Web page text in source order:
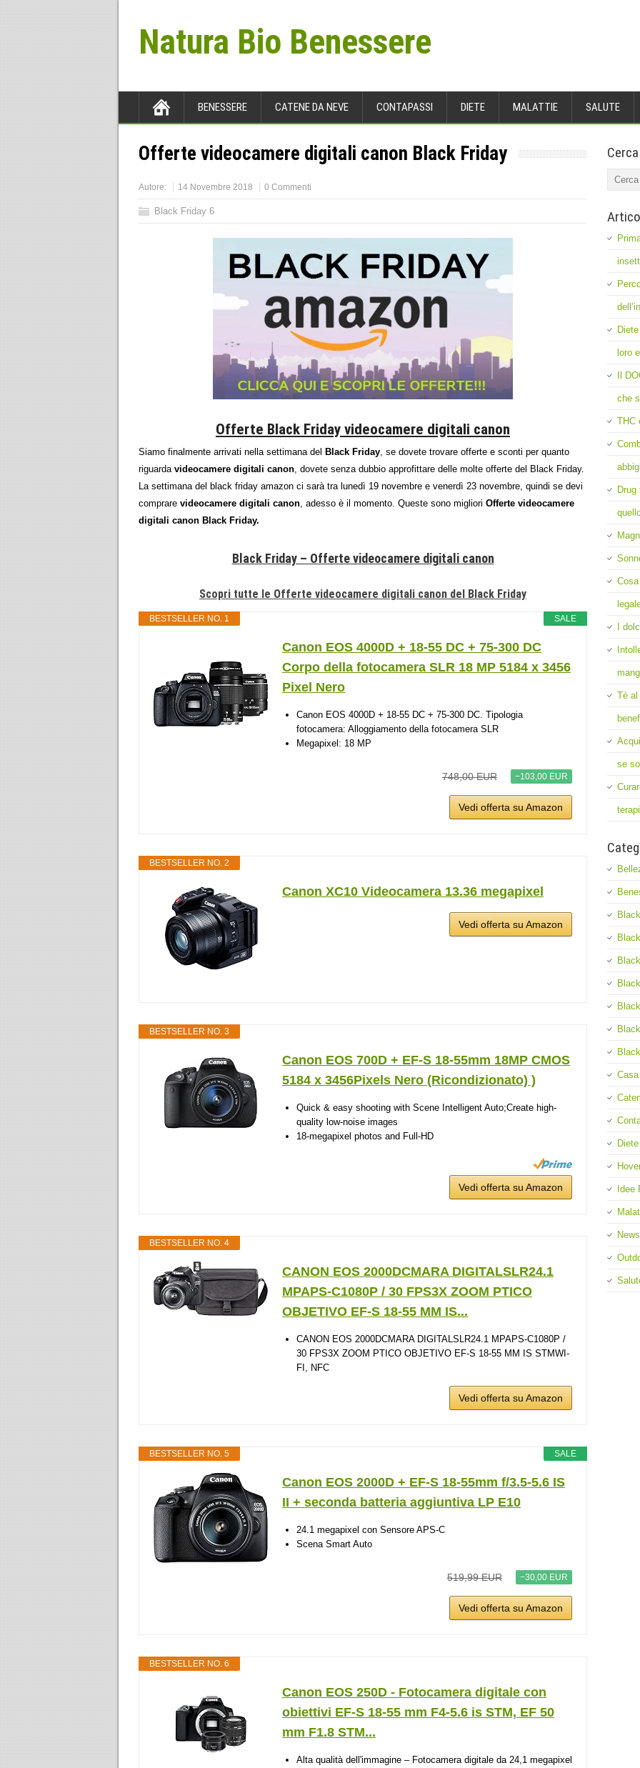
Natura Bio Benessere
BENESSERE CATENE DA NEVE CONTAPASSI DIETE MALATTIE SALUTE
Offerte videocamere digitali canon Black Friday
Autore: 14 Novembre 2018 0 Commenti
Black Friday 6
Offerte Black Friday videocamere digitali canon
Siamo finalmente arrivati nella settimana del Black Friday, se dovete trovare offerte e sconti per quanto
riguarda videocamere digitali canon, dovete senza dubbio approfittare delle molte offerte del Black Friday.
La settimana del black friday amazon ci sarà tra lunedì 19 novembre e venerdì 23 novembre, quindi se devi
comprare videocamere digitali canon, adesso è il momento. Queste sono migliori Offerte videocamere
digitali canon Black Friday.
Black Friday – Offerte videocamere digitali canon
Scopri tutte le Offerte videocamere digitali canon del Black Friday
SALE
BESTSELLER NO. 1
Canon EOS 4000D + 18-55 DC + 75-300 DC
Corpo della fotocamera SLR 18 MP 5184 x 3456
Pixel Nero
Canon EOS 4000D + 18-55 DC + 75-300 DC. Tipologia
fotocamera: Alloggiamento della fotocamera SLR
Megapixel: 18 MP
748,00 EUR −103,00 EUR
Vedi offerta su Amazon
BESTSELLER NO. 2
Canon XC10 Videocamera 13.36 megapixel
Vedi offerta su Amazon
BESTSELLER NO. 3
Canon EOS 700D + EF-S 18-55mm 18MP CMOS
5184 x 3456Pixels Nero (Ricondizionato) )
Quick & easy shooting with Scene Intelligent Auto;Create high-
quality low-noise images
18-megapixel photos and Full-HD
Vedi offerta su Amazon
BESTSELLER NO. 4
CANON EOS 2000DCMARA DIGITALSLR24.1
MPAPS-C1080P / 30 FPS3X ZOOM PTICO
OBJETIVO EF-S 18-55 MM IS...
CANON EOS 2000DCMARA DIGITALSLR24.1 MPAPS-C1080P /
30 FPS3X ZOOM PTICO OBJETIVO EF-S 18-55 MM IS STMWI-
FI, NFC
Vedi offerta su Amazon
SALE
BESTSELLER NO. 5
Canon EOS 2000D + EF-S 18-55mm f/3.5-5.6 IS
II + seconda batteria aggiuntiva LP E10
24.1 megapixel con Sensore APS-C
Scena Smart Auto
519,99 EUR −30,00 EUR
Vedi offerta su Amazon
BESTSELLER NO. 6
Canon EOS 250D - Fotocamera digitale con
obiettivi EF-S 18-55 mm F4-5.6 is STM, EF 50
mm F1.8 STM...
Alta qualità dell'immagine – Fotocamera digitale da 24,1 megapixel
Cerca
loro
Il
che
THC
I
Tè al
se
Casa
Diete
Idee
News